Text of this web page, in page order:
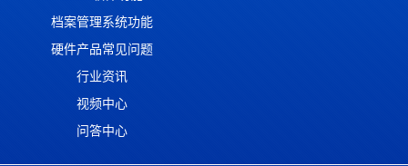
档案管理系统功能
硬件产品常见问题
行业资讯
视频中心
问答中心